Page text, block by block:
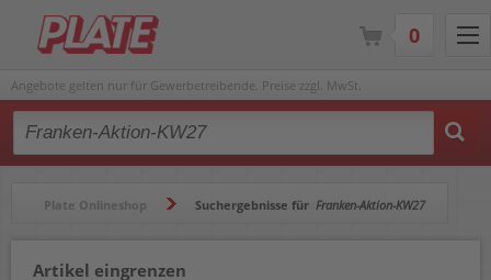
Angebote gelten nur für Gewerbetreibende. Preise zzgl. MwSt.
Type 2 or more characters for results.
Plate Onlineshop Suchergebnisse für Franken-Aktion-KW27
Artikel eingrenzen
0